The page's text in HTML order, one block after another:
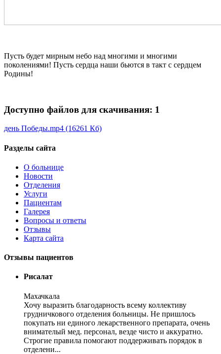
Пусть будет мирным небо над многими и многими
поколениями! Пусть сердца наши бьются в такт с сердцем
Родины!
Доступно файлов для скачивания: 1
день Победы.mp4 (16261 Кб)
Разделы сайта
О больнице
Новости
Отделения
Услуги
Пациентам
Галерея
Вопросы и ответы
Отзывы
Карта сайта
Отзывы пациентов
Рисалат
Махачкала
Хочу выразить благодарность всему коллективу
грудничкового отделения больницы. Не пришлось
покупать ни единого лекарственного препарата, очень
внимателый мед. персонал, везде чисто и аккуратно.
Строгие правила помогают поддерживать порядок в
отделени...